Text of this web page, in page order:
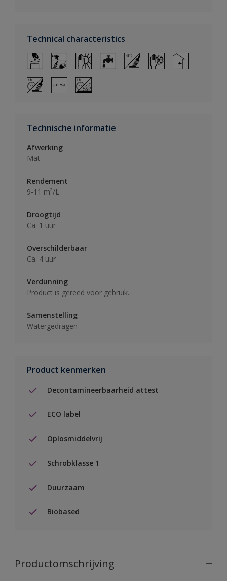
Technical characteristics
Technische informatie
Afwerking
Mat
Rendement
9-11 m²/L
Droogtijd
Ca. 1 uur
Overschilderbaar
Ca. 4 uur
Verdunning
Product is gereed voor gebruik.
Samenstelling
Watergedragen
Product kenmerken
Decontamineerbaarheid attest
ECO label
Oplosmiddelvrij
Schrobklasse 1
Duurzaam
Biobased
Productomschrijving